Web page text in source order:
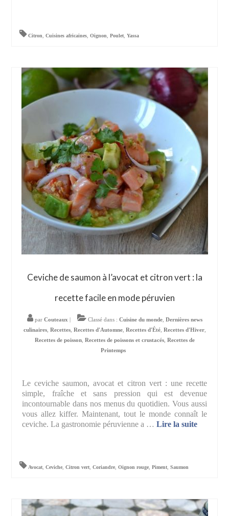
Citron,Cuisines africaines,Oignon,Poulet,Yassa
Ceviche de saumon à l’avocat et citron vert : la
recette facile en mode péruvien
par Couteaux Classé dans : Cuisine du monde, Dernières news
culinaires, Recettes, Recettes d'Automne, Recettes d'Été, Recettes d'Hiver,
Recettes de poisson, Recettes de poissons et crustacés, Recettes de
Printemps
Le ceviche saumon, avocat et citron vert : une recette
simple, fraîche et sans pression qui est devenue
incontournable dans nos menus du quotidien. Vous aussi
vous allez kiffer. Maintenant, tout le monde connaît le
ceviche. La gastronomie péruvienne a …Lire la suite­­
Avocat,Ceviche,Citron vert,Coriandre,Oignon rouge,Piment,Saumon